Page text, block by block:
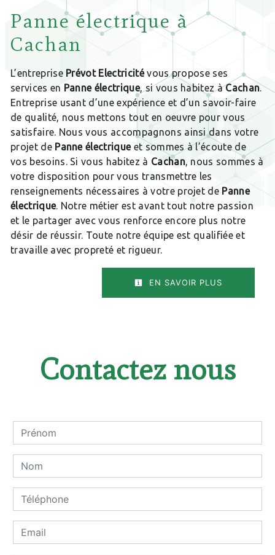
Panne électrique à
Cachan
L’entreprise Prévot Electricitévous propose ses
services en Panne électrique, si vous habitez àCachan.
Entreprise usant d’une expérience et d’un savoir-faire
de qualité, nous mettons tout en oeuvre pour vous
satisfaire. Nous vous accompagnons ainsi dans votre
projet de Panne électriqueet sommes à l’écoute de
vos besoins. Si vous habitez à Cachan, nous sommes à
votre disposition pour vous transmettre les
renseignements nécessaires à votre projet de Panne
électrique. Notre métier est avant tout notre passion
et le partager avec vous renforce encore plus notre
désir de réussir. Toute notre équipe est qualifiée et
travaille avec propreté et rigueur.
EN SAVOIR PLUS
Contactez nous